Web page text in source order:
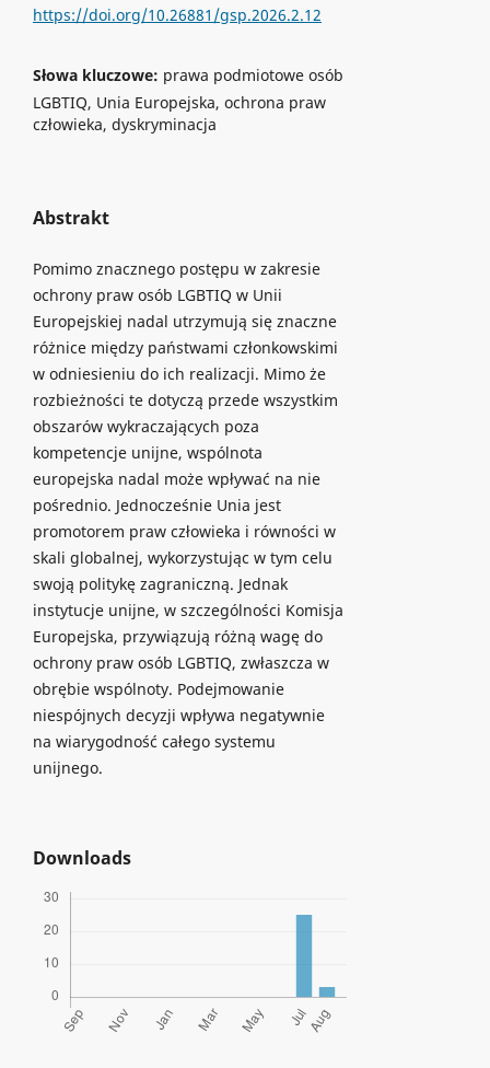
https://doi.org/10.26881/gsp.2026.2.12
Słowa kluczowe: prawa podmiotowe osób
LGBTIQ, Unia Europejska, ochrona praw
człowieka, dyskryminacja
Abstrakt
Pomimo znacznego postępu w zakresie
ochrony praw osób LGBTIQ w Unii
Europejskiej nadal utrzymują się znaczne
różnice między państwami członkowskimi
w odniesieniu do ich realizacji. Mimo że
rozbieżności te dotyczą przede wszystkim
obszarów wykraczających poza
kompetencje unijne, wspólnota
europejska nadal może wpływać na nie
pośrednio. Jednocześnie Unia jest
promotorem praw człowieka i równości w
skali globalnej, wykorzystując w tym celu
swoją politykę zagraniczną. Jednak
instytucje unijne, w szczególności Komisja
Europejska, przywiązują różną wagę do
ochrony praw osób LGBTIQ, zwłaszcza w
obrębie wspólnoty. Podejmowanie
niespójnych decyzji wpływa negatywnie
na wiarygodność całego systemu
unijnego.
Downloads